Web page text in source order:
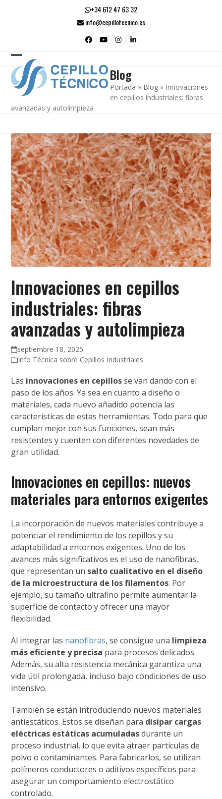
+34 612 47 63 32
info@cepillotecnico.es
Facebook
YouTubeInstagram
LinkedIn
Open
mobile
menu
Close
mobile
menu
Blog
Portada » Blog » Innovaciones
en cepillos industriales: fibras
avanzadas y autolimpieza
Innovaciones en cepillos
industriales: fibras
avanzadas y autolimpieza
septiembre 18, 2025
Info Técnica sobre Cepillos Industriales
Las innovaciones en cepillosse van dando con el
paso de los años. Ya sea en cuanto a diseño o
materiales, cada nuevo añadido potencia las
características de estas herramientas. Todo para que
cumplan mejor con sus funciones, sean más
resistentes y cuenten con diferentes novedades de
gran utilidad.
Innovaciones en cepillos: nuevos
materiales para entornos exigentes
La incorporación de nuevos materiales contribuye a
potenciar el rendimiento de los cepillos y su
adaptabilidad a entornos exigentes. Uno de los
avances más significativos es el uso de nanofibras,
que representan un salto cualitativo en el diseño
de la microestructura de los filamentos. Por
ejemplo, su tamaño ultrafino permite aumentar la
superficie de contacto y ofrecer una mayor
flexibilidad.
Al integrar las nanofibras, se consigue una limpieza
más eficiente y precisa para procesos delicados.
Además, su alta resistencia mecánica garantiza una
vida útil prolongada, incluso bajo condiciones de uso
intensivo.
También se están introduciendo nuevos materiales
antiestáticos. Estos se diseñan para disipar cargas
eléctricas estáticas acumuladasdurante un
proceso industrial, lo que evita atraer partículas de
polvo o contaminantes. Para fabricarlos, se utilizan
polímeros conductores o aditivos específicos para
asegurar un comportamiento electrostático
controlado.